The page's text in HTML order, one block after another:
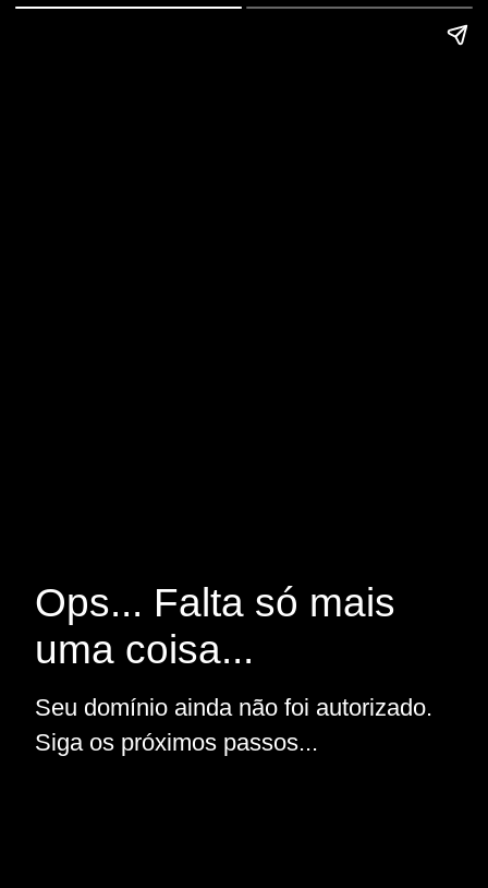
Ops... Falta só mais
uma coisa...
Seu domínio ainda não foi autorizado.
Siga os próximos passos...